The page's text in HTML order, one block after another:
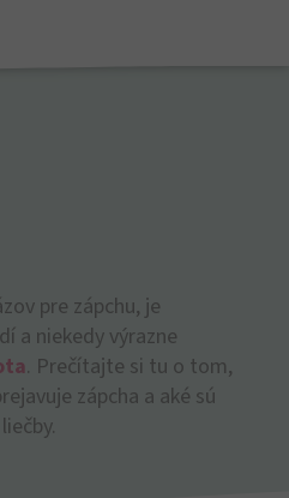
pre zápchu, je
a niekedy výrazne
. Prečítajte si tu o tom,
zápcha a aké sú